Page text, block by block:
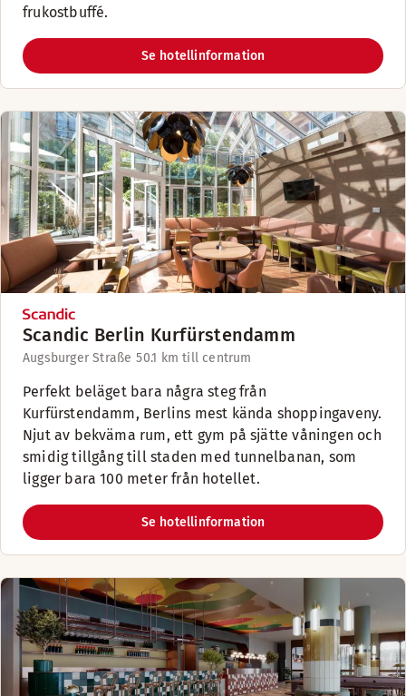
frukostbuffé.
Se hotellinformation
Scandic Berlin Kurfürstendamm
Augsburger Straße 50.1 km till centrum
Perfekt beläget bara några steg från
Kurfürstendamm, Berlins mest kända shoppingaveny.
Njut av bekväma rum, ett gym på sjätte våningen och
smidig tillgång till staden med tunnelbanan, som
ligger bara 100 meter från hotellet.
Se hotellinformation